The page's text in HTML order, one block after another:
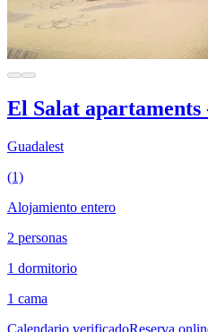
El Salat apartaments
Guadalest
(1)
Alojamiento entero
2 personas
1 dormitorio
1 cama
Calendario verificadoReserva